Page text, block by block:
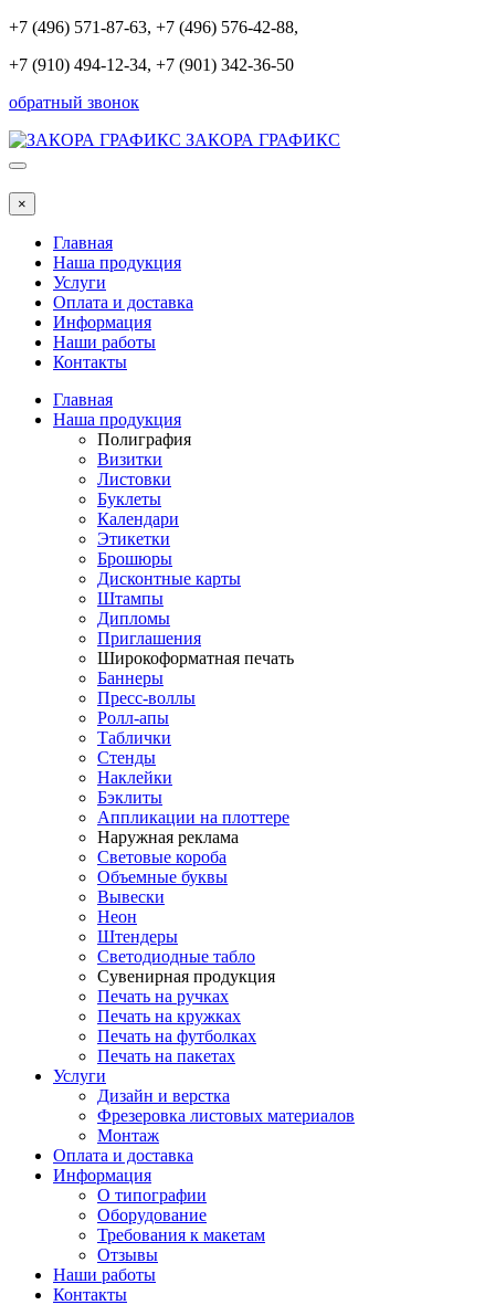
+7 (496) 571-87-63, +7 (496) 576-42-88,
+7 (910) 494-12-34, +7 (901) 342-36-50
обратный звонок
ЗАКОРА ГРАФИКС
×
Главная
Наша продукция
Услуги
Оплата и доставка
Информация
Наши работы
Контакты
Главная
Наша продукция
Полиграфия
Визитки
Листовки
Буклеты
Календари
Этикетки
Брошюры
Дисконтные карты
Штампы
Дипломы
Приглашения
Широкоформатная печать
Баннеры
Пресс-воллы
Ролл-апы
Таблички
Стенды
Наклейки
Бэклиты
Аппликации на плоттере
Наружная реклама
Световые короба
Объемные буквы
Вывески
Неон
Штендеры
Светодиодные табло
Сувенирная продукция
Печать на ручках
Печать на кружках
Печать на футболках
Печать на пакетах
Услуги
Дизайн и верстка
Фрезеровка листовых материалов
Монтаж
Оплата и доставка
Информация
О типографии
Оборудование
Требования к макетам
Отзывы
Наши работы
Контакты